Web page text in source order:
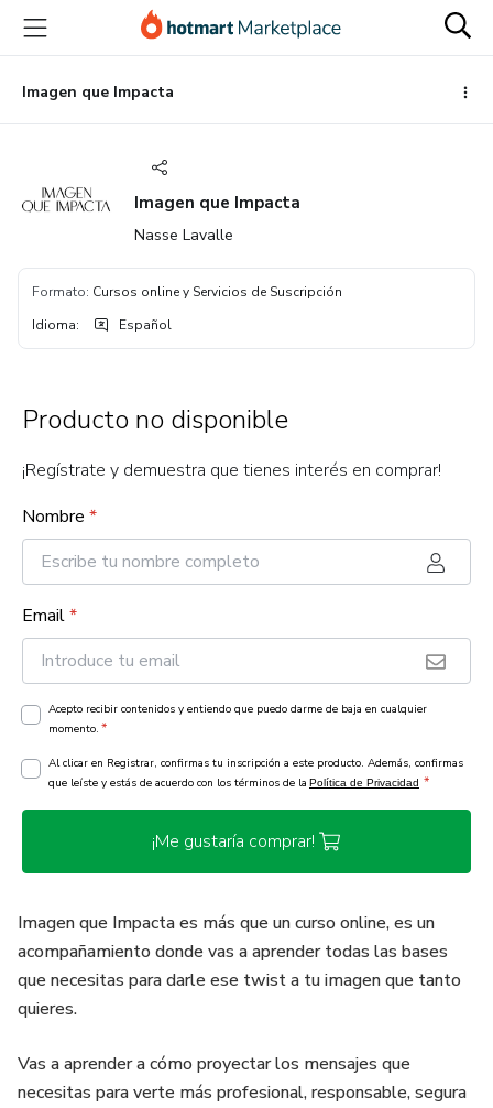
principal
página
de
página
Imagen que Impacta
Imagen que Impacta
Nasse Lavalle
Formato: Cursos online y Servicios de Suscripción
Idioma: Español
Producto no disponible
¡Regístrate y demuestra que tienes interés en comprar!
Nombre *
Email*
Acepto recibir contenidos y entiendo que puedo darme de baja en cualquier
momento. *
Al clicar en Registrar, confirmas tu inscripción a este producto. Además, confirmas
que leíste y estás de acuerdo con los términos de la Política de Privacidad *
¡Me gustaría comprar!
Imagen que Impacta es más que un curso online, es un
acompañamiento donde vas a aprender todas las bases
que necesitas para darle ese twist a tu imagen que tanto
quieres.
Vas a aprender a cómo proyectar los mensajes que
necesitas para verte más profesional, responsable, segura